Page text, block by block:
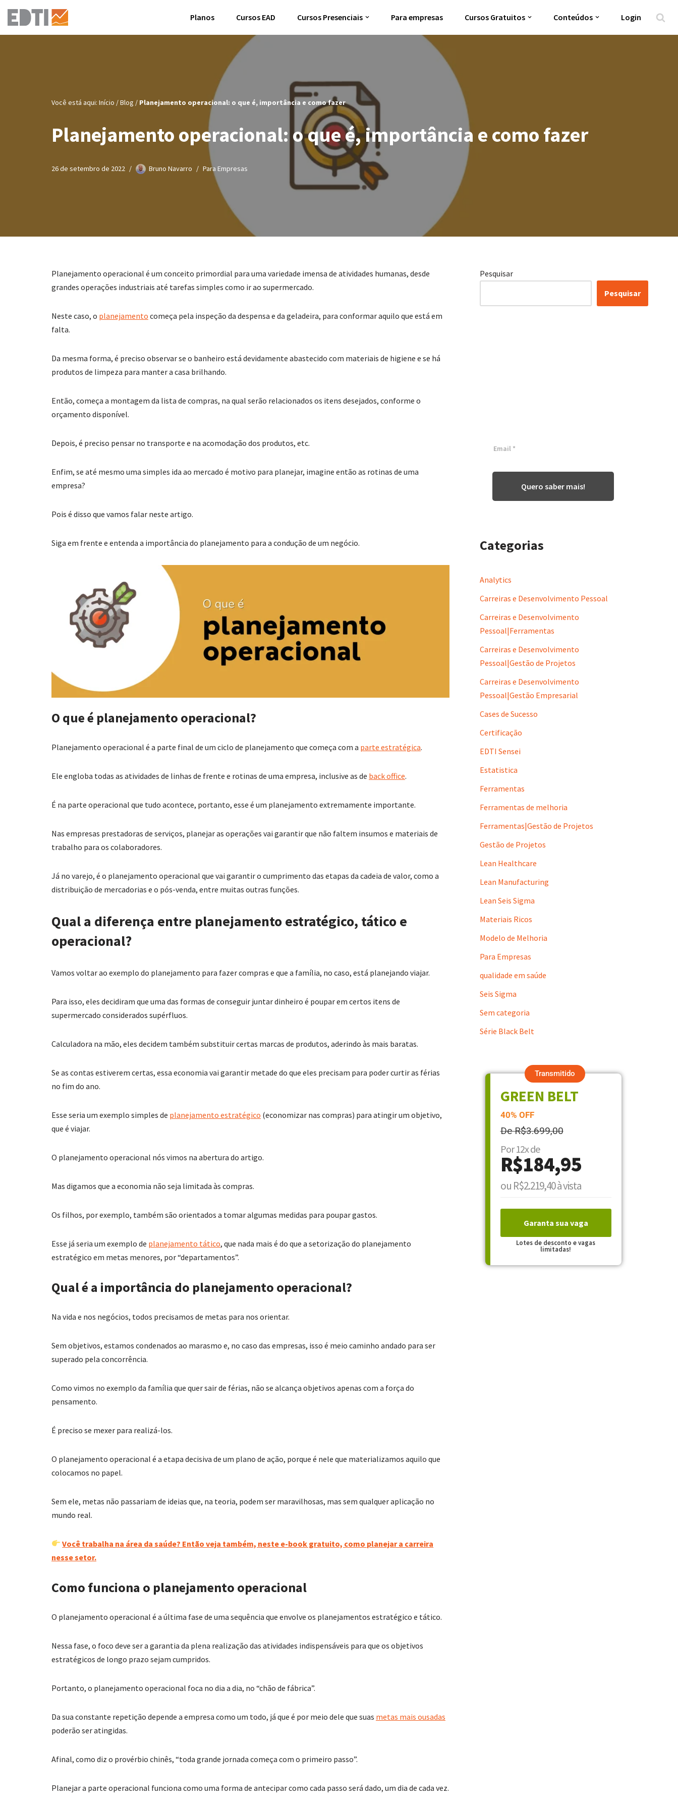
Pular
Planos Cursos EAD Cursos Presenciais Para empresas Cursos Gratuitos Conteúdos Login
Você está aqui: Início /Blog / Planejamento operacional: o que é, importância e como fazer
Planejamento operacional: o que é, importância e como fazer
26 de setembro de 2022 Bruno Navarro Para Empresas
Planejamento operacional é um conceito primordial para uma variedade imensa de atividades humanas, desde
grandes operações industriais até tarefas simples como ir ao supermercado.
Neste caso, o planejamento começa pela inspeção da despensa e da geladeira, para conformar aquilo que está em
falta.
Da mesma forma, é preciso observar se o banheiro está devidamente abastecido com materiais de higiene e se há
produtos de limpeza para manter a casa brilhando.
Então, começa a montagem da lista de compras, na qual serão relacionados os itens desejados, conforme o
orçamento disponível.
Depois, é preciso pensar no transporte e na acomodação dos produtos, etc.
Enfim, se até mesmo uma simples ida ao mercado é motivo para planejar, imagine então as rotinas de uma
empresa?
Pois é disso que vamos falar neste artigo.
Siga em frente e entenda a importância do planejamento para a condução de um negócio.
O que é planejamento operacional?
Planejamento operacional é a parte final de um ciclo de planejamento que começa com a parte estratégica.
Ele engloba todas as atividades de linhas de frente e rotinas de uma empresa, inclusive as de back office.
É na parte operacional que tudo acontece, portanto, esse é um planejamento extremamente importante.
Nas empresas prestadoras de serviços, planejar as operações vai garantir que não faltem insumos e materiais de
trabalho para os colaboradores.
Já no varejo, é o planejamento operacional que vai garantir o cumprimento das etapas da cadeia de valor, como a
distribuição de mercadorias e o pós-venda, entre muitas outras funções.
Qual a diferença entre planejamento estratégico, tático e
operacional?
Vamos voltar ao exemplo do planejamento para fazer compras e que a família, no caso, está planejando viajar.
Para isso, eles decidiram que uma das formas de conseguir juntar dinheiro é poupar em certos itens de
supermercado considerados supérfluos.
Calculadora na mão, eles decidem também substituir certas marcas de produtos, aderindo às mais baratas.
Se as contas estiverem certas, essa economia vai garantir metade do que eles precisam para poder curtir as férias
no fim do ano.
Esse seria um exemplo simples de planejamento estratégico (economizar nas compras) para atingir um objetivo,
que é viajar.
O planejamento operacional nós vimos na abertura do artigo.
Mas digamos que a economia não seja limitada às compras.
Os filhos, por exemplo, também são orientados a tomar algumas medidas para poupar gastos.
Esse já seria um exemplo de planejamento tático, que nada mais é do que a setorização do planejamento
estratégico em metas menores, por “departamentos”.
Qual é a importância do planejamento operacional?
Na vida e nos negócios, todos precisamos de metas para nos orientar.
Sem objetivos, estamos condenados ao marasmo e, no caso das empresas, isso é meio caminho andado para ser
superado pela concorrência.
Como vimos no exemplo da família que quer sair de férias, não se alcança objetivos apenas com a força do
pensamento.
É preciso se mexer para realizá-los.
O planejamento operacional é a etapa decisiva de um plano de ação, porque é nele que materializamos aquilo que
colocamos no papel.
Sem ele, metas não passariam de ideias que, na teoria, podem ser maravilhosas, mas sem qualquer aplicação no
mundo real.
Você trabalha na área da saúde? Então veja também, neste e-book gratuito, como planejar a carreira
nesse setor.
Como funciona o planejamento operacional
O planejamento operacional é a última fase de uma sequência que envolve os planejamentos estratégico e tático.
Nessa fase, o foco deve ser a garantia da plena realização das atividades indispensáveis para que os objetivos
estratégicos de longo prazo sejam cumpridos.
Portanto, o planejamento operacional foca no dia a dia, no “chão de fábrica”.
Da sua constante repetição depende a empresa como um todo, já que é por meio dele que suas metas mais ousadas
poderão ser atingidas.
Afinal, como diz o provérbio chinês, “toda grande jornada começa com o primeiro passo”.
Planejar a parte operacional funciona como uma forma de antecipar como cada passo será dado, um dia de cada vez.
Pesquisar
Pesquisar
Quero saber mais!
Categorias
Analytics
Carreiras e Desenvolvimento Pessoal
Carreiras e Desenvolvimento
Pessoal|Ferramentas
Carreiras e Desenvolvimento
Pessoal|Gestão de Projetos
Carreiras e Desenvolvimento
Pessoal|Gestão Empresarial
Cases de Sucesso
Certificação
EDTI Sensei
Estatistica
Ferramentas
Ferramentas de melhoria
Ferramentas|Gestão de Projetos
Gestão de Projetos
Lean Healthcare
Lean Manufacturing
Lean Seis Sigma
Materiais Ricos
Modelo de Melhoria
Para Empresas
qualidade em saúde
Seis Sigma
Sem categoria
Série Black Belt
Transmitido
GREEN BELT
40% OFF
De R$3.699,00
Por 12x de
R$184,95
ou R$2.219,40 à vista
Garanta sua vaga
Lotes de desconto e vagas
limitadas!